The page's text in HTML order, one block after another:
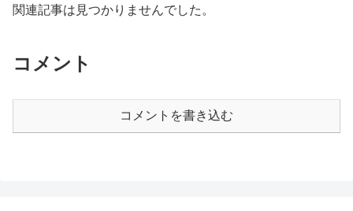
関連記事は見つかりませんでした。
コメント
コメントを書き込む